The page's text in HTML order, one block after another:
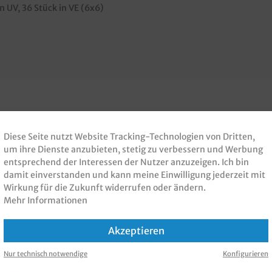
UV, 36 Stück in VE (6x6)
GEKAUFT
Diese Seite nutzt Website Tracking-Technologien von Dritten,
um ihre Dienste anzubieten, stetig zu verbessern und Werbung
entsprechend der Interessen der Nutzer anzuzeigen. Ich bin
damit einverstanden und kann meine Einwilligung jederzeit mit
Wirkung für die Zukunft widerrufen oder ändern.
Mehr Informationen
Akzeptieren
Nur technisch notwendige Konfigurieren